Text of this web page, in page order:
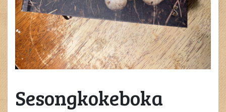
Sesongkokeboka